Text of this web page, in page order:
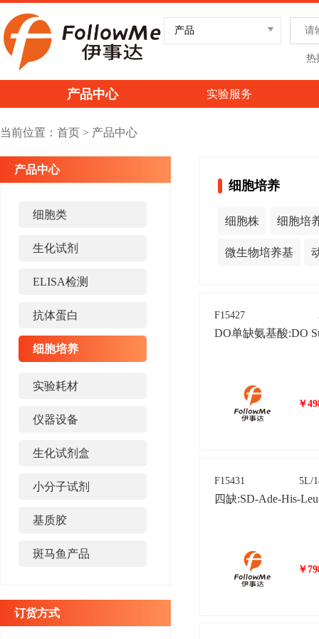
热
产品中心 实验服务
当前位置： 首页 > 产品中心
产品中心
细胞类
生化试剂
ELISA检测
抗体蛋白
细胞培养
实验耗材
仪器设备
生化试剂盒
小分子试剂
基质胶
斑马鱼产品
订货方式
细胞培养
细胞株 细胞培
微生物培养基
F15427
￥
F15431 5L/
￥